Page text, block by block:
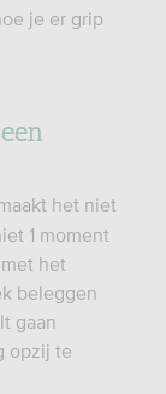
je er grip
het niet
1 moment
het
beleggen
gaan
opzij te